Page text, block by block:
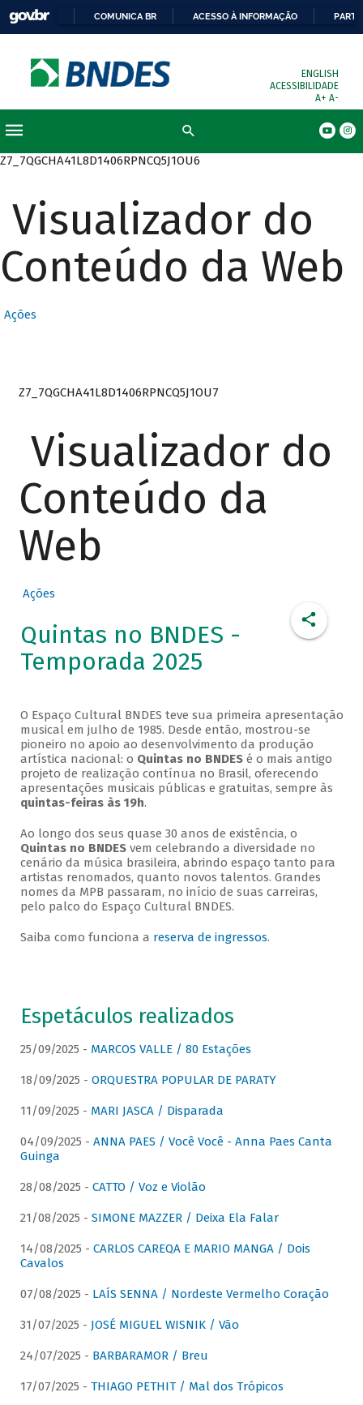
COMUNICA BR ACESSO À INFORMAÇÃO
ENGLISH
ACESSIBILIDADE
A+ A-
Z7_7QGCHA41L8D1406RPNCQ5J1OU6
Visualizador do
Conteúdo da Web
Ações
Z7_7QGCHA41L8D1406RPNCQ5J1OU7
Visualizador do
Conteúdo da
Web
Ações
Quintas no BNDES -
Temporada 2025
O Espaço Cultural BNDES teve sua primeira apresentação
musical em julho de 1985. Desde então, mostrou-se
pioneiro no apoio ao desenvolvimento da produção
artística nacional: o Quintas no BNDESé o mais antigo
projeto de realização contínua no Brasil, oferecendo
apresentações musicais públicas e gratuitas, sempre às
quintas-feiras às 19h.
Ao longo dos seus quase 30 anos de existência, o
Quintas no BNDESvem celebrando a diversidade no
cenário da música brasileira, abrindo espaço tanto para
artistas renomados, quanto novos talentos. Grandes
nomes da MPB passaram, no início de suas carreiras,
pelo palco do Espaço Cultural BNDES.
Saiba como funciona a reserva de ingressos.
Espetáculos realizados
25/09/2025 - MARCOS VALLE / 80 Estações
18/09/2025 - ORQUESTRA POPULAR DE PARATY
11/09/2025 - MARI JASCA / Disparada
04/09/2025 - ANNA PAES / Você Você - Anna Paes Canta
Guinga
28/08/2025 - CATTO / Voz e Violão
21/08/2025 - SIMONE MAZZER / Deixa Ela Falar
14/08/2025 - CARLOS CAREQA E MARIO MANGA / Dois
Cavalos
07/08/2025 - LAÍS SENNA / Nordeste Vermelho Coração
31/07/2025 - JOSÉ MIGUEL WISNIK / Vão
24/07/2025 - BARBARAMOR / Breu
17/07/2025 - THIAGO PETHIT / Mal dos Trópicos